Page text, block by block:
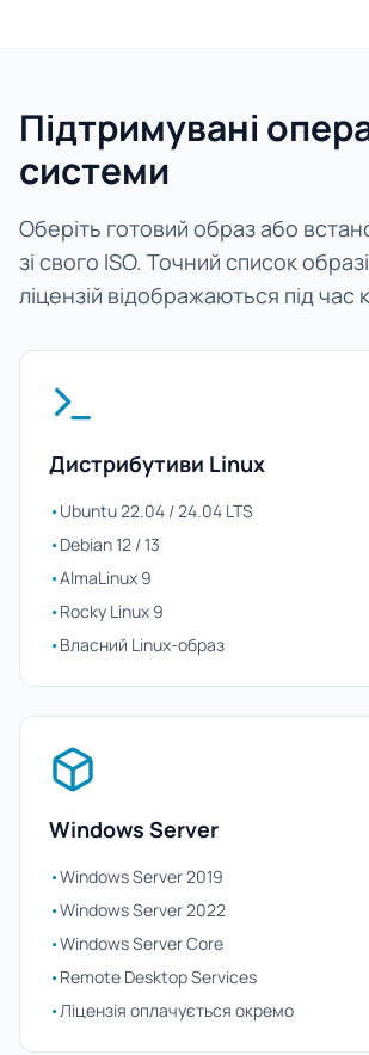
Підтримувані
системи
Оберіть готовий образ або
зі свого ISO. Точний список
ліцензій відображаються під час
Дистрибутиви Linux
•Ubuntu 22.04 / 24.04 LTS
•Debian 12 / 13
•AlmaLinux 9
•Rocky Linux 9
•Власний Linux-образ
Windows Server
•Windows Server 2019
•Windows Server 2022
•Windows Server Core
•Remote Desktop Services
•Ліцензія оплачується окремо